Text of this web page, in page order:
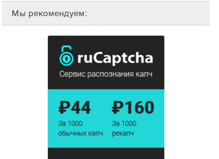
Мы рекомендуем: